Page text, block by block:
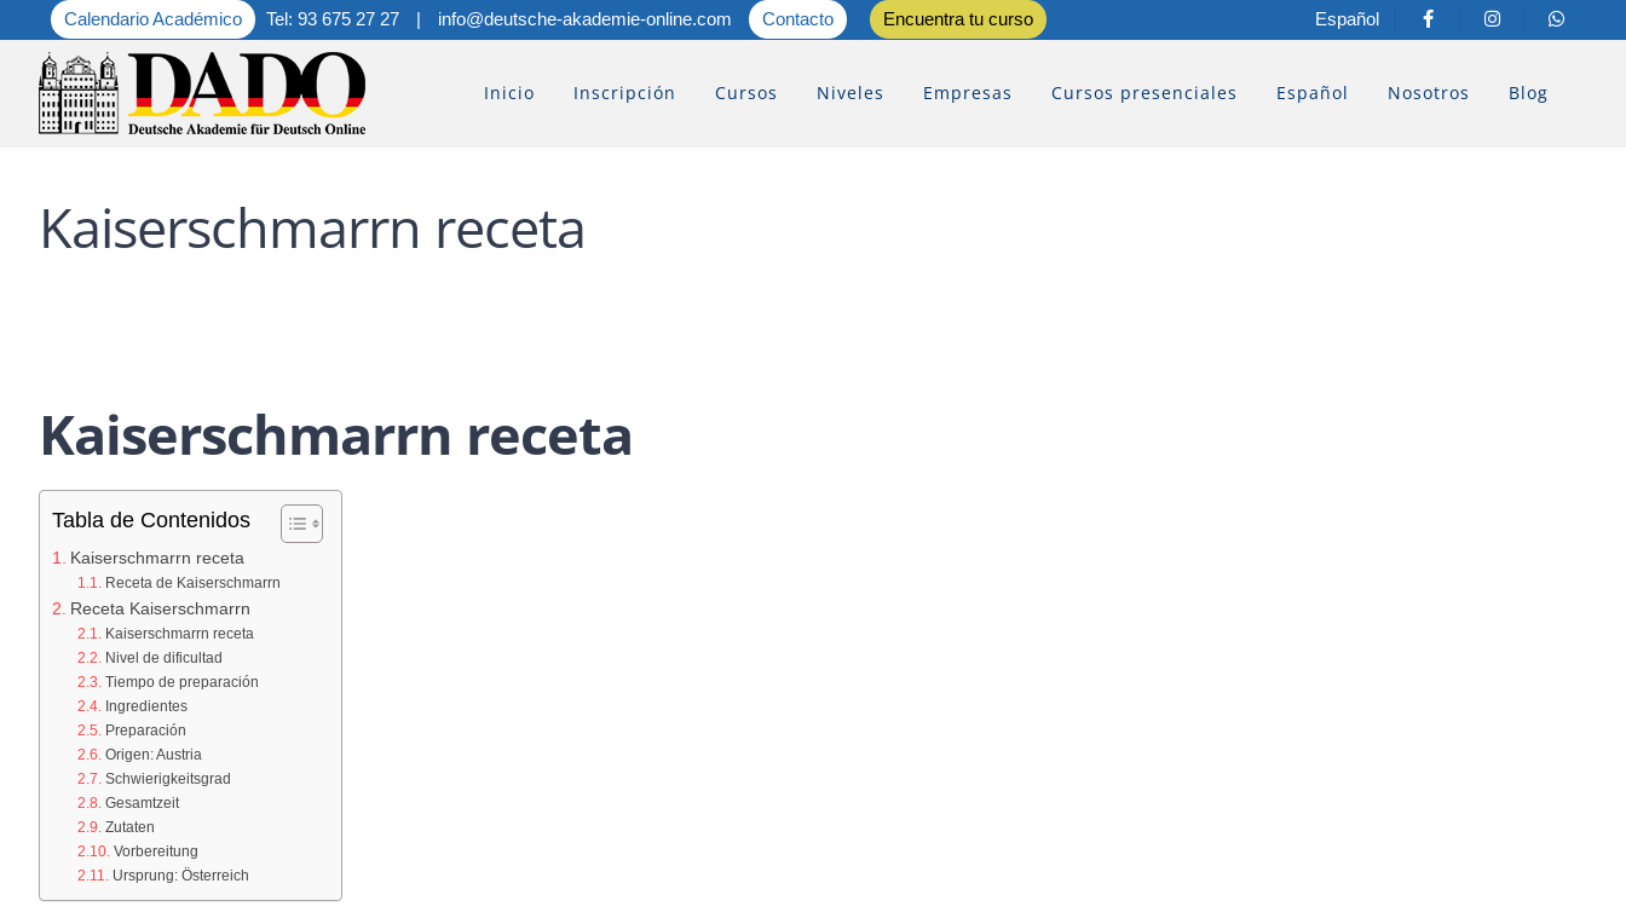
al
contenido
Calendario Académico Tel: 93 675 27 27 | info@deutsche-akademie-online.com Contacto Encuentra tu curso Español
Inicio Inscripción Cursos Niveles Empresas Cursos presenciales Español Nosotros Blog
Kaiserschmarrn receta
Kaiserschmarrn receta
Tabla de Contenidos
Kaiserschmarrn receta
Receta de Kaiserschmarrn
Receta Kaiserschmarrn
Kaiserschmarrn receta
Nivel de dificultad
Tiempo de preparación
Ingredientes
Preparación
Origen: Austria
Schwierigkeitsgrad
Gesamtzeit
Zutaten
Vorbereitung
Ursprung: Österreich